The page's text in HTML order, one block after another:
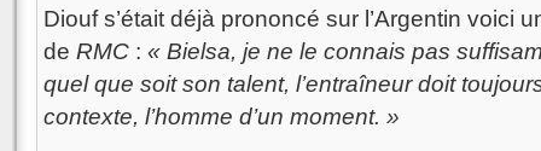
Diouf s’était déjà prononcé sur l’Argentin voici
de RMC : « Bielsa, je ne le connais pas
quel que soit son talent, l’entraîneur doit
contexte, l’homme d’un moment. »